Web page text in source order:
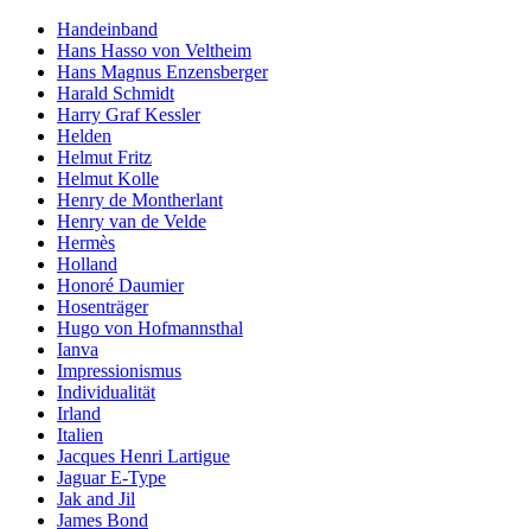
Handeinband
Hans Hasso von Veltheim
Hans Magnus Enzensberger
Harald Schmidt
Harry Graf Kessler
Helden
Helmut Fritz
Helmut Kolle
Henry de Montherlant
Henry van de Velde
Hermès
Holland
Honoré Daumier
Hosenträger
Hugo von Hofmannsthal
Ianva
Impressionismus
Individualität
Irland
Italien
Jacques Henri Lartigue
Jaguar E-Type
Jak and Jil
James Bond